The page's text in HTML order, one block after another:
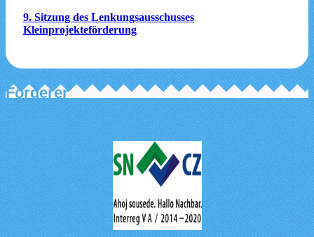
9. Sitzung des Lenkungsausschusses
Kleinprojekteförderung
Förderer